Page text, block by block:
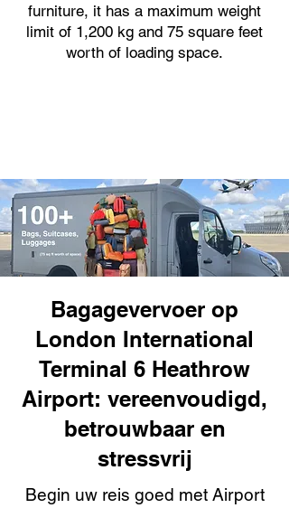
furniture, it has a maximum weight
limit of 1,200 kg and 75 square feet
worth of loading space.
Bagagevervoer op
London International
Terminal 6 Heathrow
Airport: vereenvoudigd,
betrouwbaar en
stressvrij
Begin uw reis goed met Airport